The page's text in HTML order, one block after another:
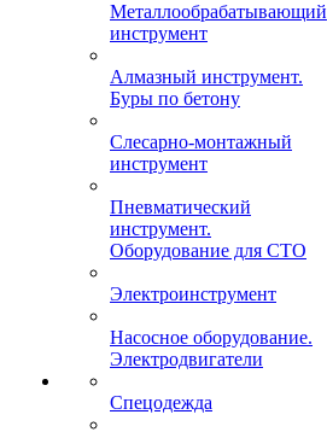
Металлообрабатывающий
инструмент
Алмазный инструмент.
Буры по бетону
Слесарно-монтажный
инструмент
Пневматический
инструмент.
Оборудование для СТО
Электроинструмент
Насосное оборудование.
Электродвигатели
Спецодежда